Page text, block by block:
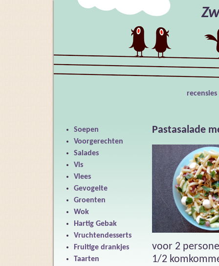
recensies
Pastasalade
voor 2
1/2
Soepen
Voorgerechten
Salades
Vis
Vlees
Gevogelte
Groenten
Wok
Hartig Gebak
Vruchtendesserts
Fruitige drankjes
Taarten